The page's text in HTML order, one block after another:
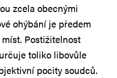
zcela obecnými
ohýbání je předem
Postižitelnost
toliko libovůle
pocity soudců.